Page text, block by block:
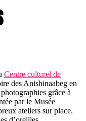
Centre culturel de
des Anishinaabeg en
grâce à
par le Musée
ateliers sur place.